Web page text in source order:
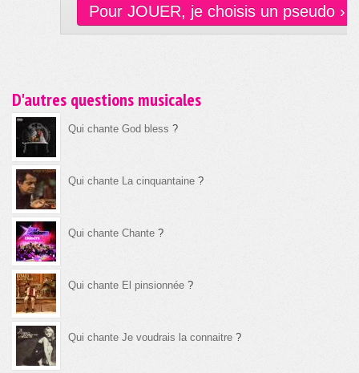
Pour JOUER, je choisis un pseudo ›
D'autres questions musicales
Qui chante God bless ?
Qui chante La cinquantaine ?
Qui chante Chante ?
Qui chante El pinsionnée ?
Qui chante Je voudrais la connaitre ?